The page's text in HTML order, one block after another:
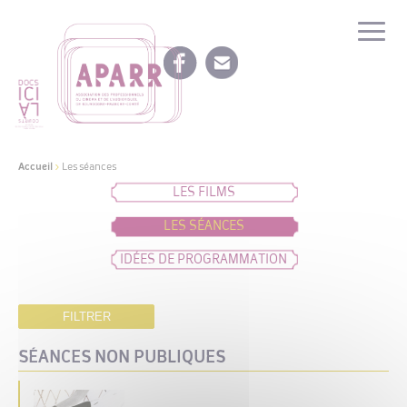
Accueil > Les séances
LES FILMS
LES SÉANCES
IDÉES DE PROGRAMMATION
FILTRER
SÉANCES NON PUBLIQUES